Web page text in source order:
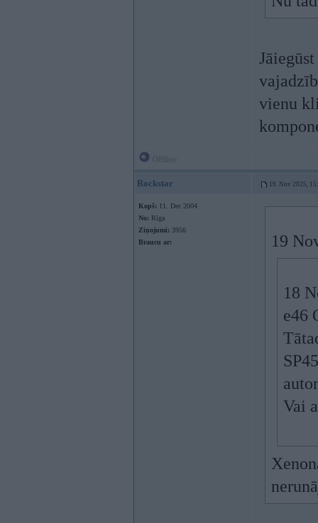
vienu
Rockstar 19. Nov 2025,
Kopš: 11. Dec 2004
No: Rīga
Ziņojumi: 3956
Braucu ar:
19
18
e46
Vai